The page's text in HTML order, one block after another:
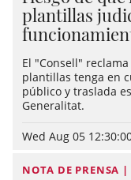
plantillas
El "Consell"
plantillas tenga en
público y traslada
Generalitat.
Wed Aug 05
NOTA DE PRENSA |